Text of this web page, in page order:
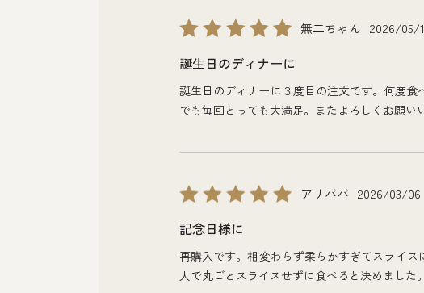
無二ちゃん 2026/05/
誕生日のディナーに
誕生日のディナーに３度目の注文です。何度食
でも毎回とっても大満足。またよろしくお願い
アリババ 2026/03/06
記念日様に
再購入です。相変わらず柔らかすぎてスライ
人で丸ごとスライスせずに食べると決めました。